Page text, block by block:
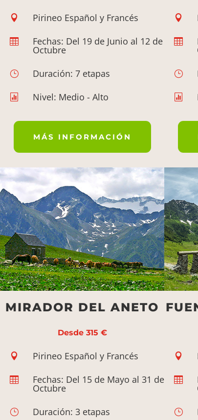
 Pirineo Español y Francés
 Fechas: Del 19 de Junio al 12 de
Octubre
} Duración: 7 etapas
 Nivel: Medio - Alto
MÁS INFORMACIÓN


}

MIRADOR DEL ANETO
Desde 315 €
 Pirineo Español y Francés
 Fechas: Del 15 de Mayo al 31 de
Octubre
} Duración: 3 etapas


}